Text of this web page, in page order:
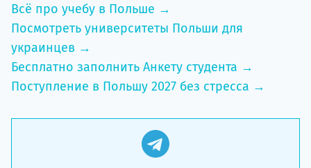
Всё про учебу в Польше →
Посмотреть университеты Польши для
украинцев →
Бесплатно заполнить Анкету студента →
Поступление в Польшу 2027 без стресса →